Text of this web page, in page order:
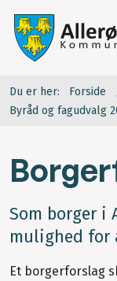
Du er her: Forside
Byråd og fagudvalg
Som borger i
mulighed for
Et borgerforslag